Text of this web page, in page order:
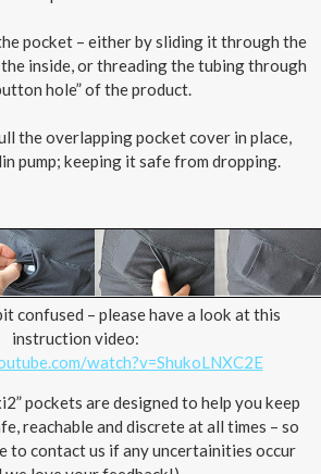
pocket – either by sliding it through the
inside, or threading the tubing through
hole” of the product.
the overlapping pocket cover in place,
pump; keeping it safe from dropping.
confused – please have a look at this
instruction video:
watch?v=ShukoLNXC2E
pockets are designed to help you keep
reachable and discrete at all times – so
to contact us if any uncertainities occur